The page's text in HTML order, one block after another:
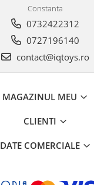
Constanta
0732422312
0727196140
contact@iqtoys.ro
MAGAZINUL MEU
CLIENTI
DATE COMERCIALE